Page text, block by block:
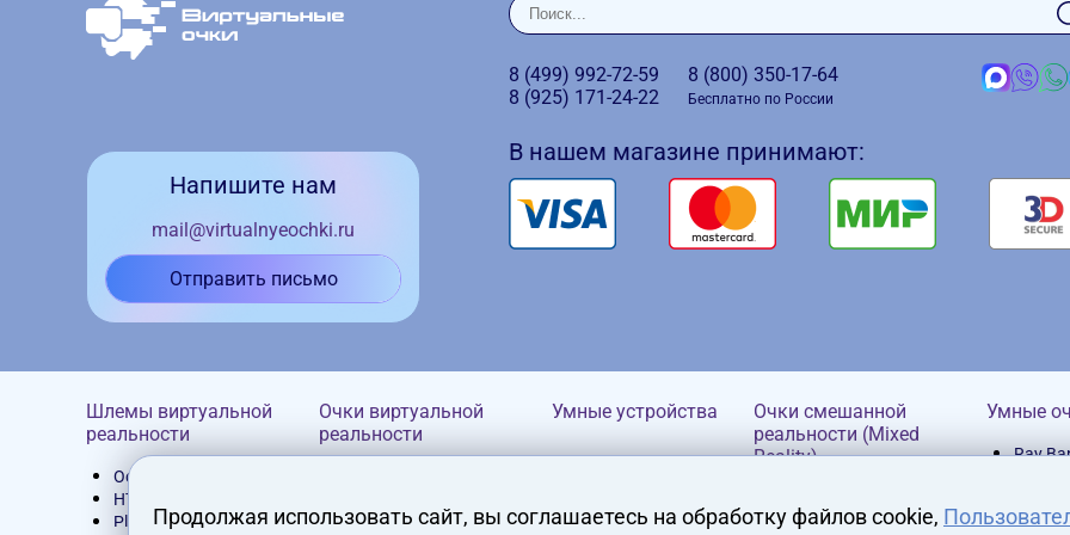
Напишите нам
mail@virtualnyeochki.ru
Отправить письмо
8 (499) 992-72-59
8 (925) 171-24-22
8 (800) 350-17-64
Бесплатно по России
В нашем магазине принимают:
Шлемы виртуальной
реальности
Oculus Rift
HTC Vive
PlayStation VR
Очки виртуальной
реальности
VR Box
Умные устройства
Очки смешанной
реальности (Mixed
Reality)
Умные
Ray
Продолжая использовать сайт, вы соглашаетесь на обработку файлов cookie,